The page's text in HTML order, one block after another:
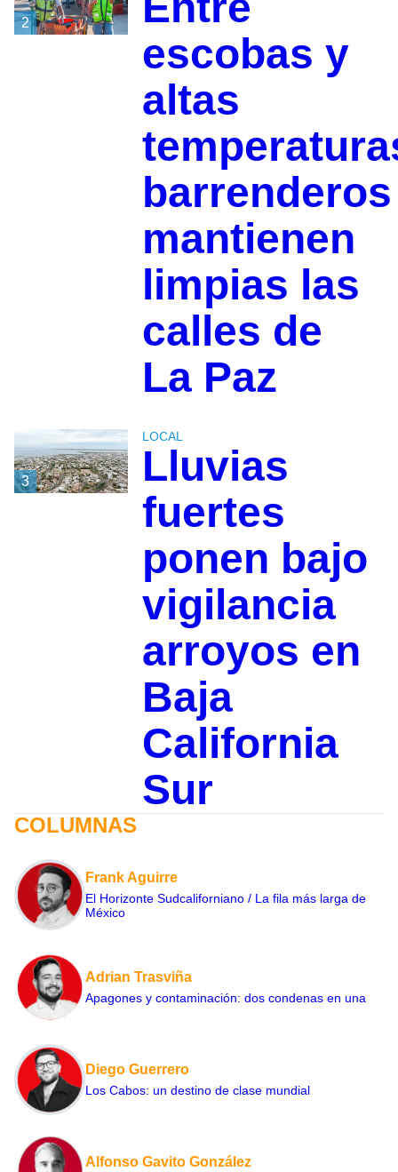
2
escobas y
altas
barrenderos
mantienen
limpias las
calles de
La Paz
3
LOCAL
Lluvias
fuertes
ponen bajo
vigilancia
arroyos en
Baja
California
Sur
COLUMNAS
Frank Aguirre
El Horizonte Sudcaliforniano / La fila más larga de
México
Adrian Trasviña
Apagones y contaminación: dos condenas en una
Diego Guerrero
Los Cabos: un destino de clase mundial
Alfonso Gavito González